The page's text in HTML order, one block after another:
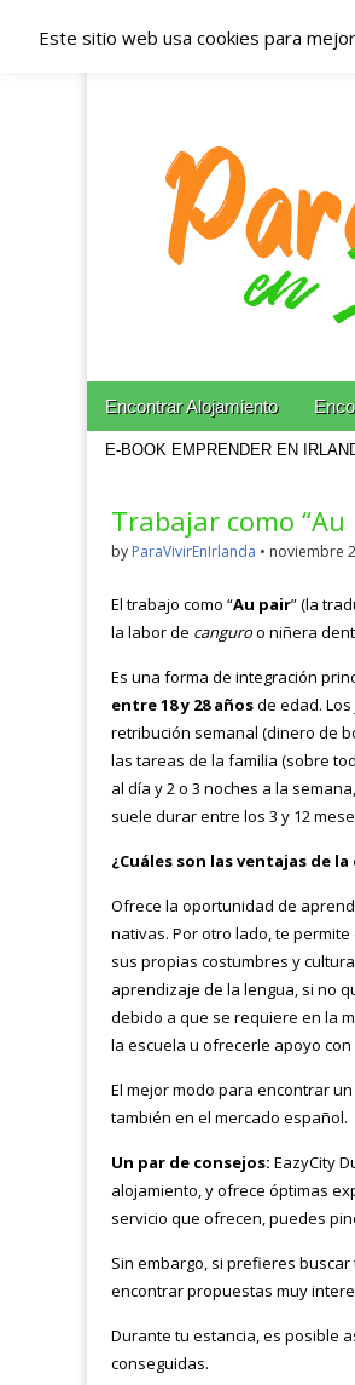
Irlanda
Blog dedicado a los que
Main menu
Skip to content
Encontrar Alojamiento
E-BOOK EMPRENDER EN
Trabajar como
by ParaVivirEnIrlanda • noviembre
El trabajo como “Au pair” (la
la labor de canguroo niñera
Es una forma de integración
entre 18 y 28 añosde edad.
retribución semanal (dinero de
las tareas de la familia (sobre
al día y 2 o 3 noches a la
suele durar entre los 3 y 12
¿Cuáles son las ventajas de
Ofrece la oportunidad de
nativas. Por otro lado, te
sus propias costumbres y
aprendizaje de la lengua, si no
debido a que se requiere en la
la escuela u ofrecerle apoyo
El mejor modo para encontrar
también en el mercado español.
Un par de consejos: EazyCity
alojamiento, y ofrece óptimas
servicio que ofrecen, puedes
Sin embargo, si prefieres
encontrar propuestas muy
Durante tu estancia, es posible
conseguidas.
Este sitio web usa cookies para